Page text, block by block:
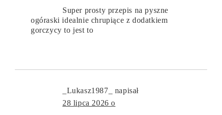
Super prosty przepis na pyszne
ogóraski idealnie chrupiące z dodatkiem
gorczycy to jest to
_Lukasz1987_
napisał
28 lipca 2026 o